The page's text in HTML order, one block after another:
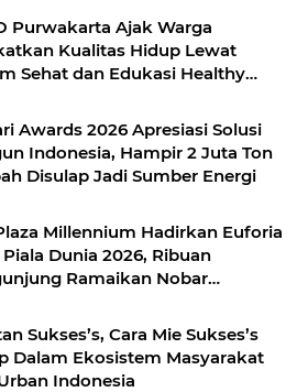
Purwakarta Ajak Warga
Kualitas Hidup Lewat
Sehat dan Edukasi Healthy
Awards 2026 Apresiasi Solusi
Indonesia, Hampir 2 Juta Ton
Disulap Jadi Sumber Energi
Millennium Hadirkan Euforia
Dunia 2026, Ribuan
Ramaikan Nobar
Sukses’s, Cara Mie Sukses’s
Dalam Ekosistem Masyarakat
Indonesia